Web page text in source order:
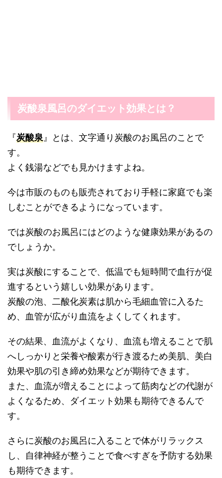
炭酸泉風呂のダイエット効果とは？
『炭酸泉 』とは、文字通り炭酸のお風呂のことで
す。
よく銭湯などでも見かけますよね。
今は市販のものも販売されており手軽に家庭でも楽
しむことができるようになっています。
では炭酸のお風呂にはどのような健康効果があるの
でしょうか。
実は炭酸にすることで、低温でも短時間で血行が促
進するという嬉しい効果があります。
炭酸の泡、二酸化炭素は肌から毛細血管に入るた
め、血管が広がり血流をよくしてくれます。
その結果、血流がよくなり、血流も増えることで肌
へしっかりと栄養や酸素が行き渡るため美肌、美白
効果や肌の引き締め効果などが期待できます。
また、血流が増えることによって筋肉などの代謝が
よくなるため、ダイエット効果も期待できるんで
す。
さらに炭酸のお風呂に入ることで体がリラックス
し、自律神経が整うことで食べすぎを予防する効果
も期待できます。